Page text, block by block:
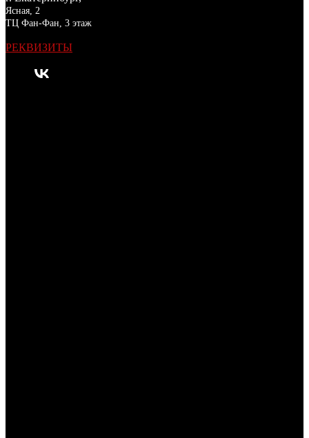
Ясная, 2
ТЦ Фан-Фан, 3 этаж
РЕКВИЗИТЫ